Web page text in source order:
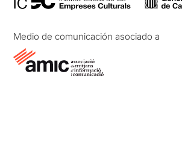
Medio de comunicación asociado a